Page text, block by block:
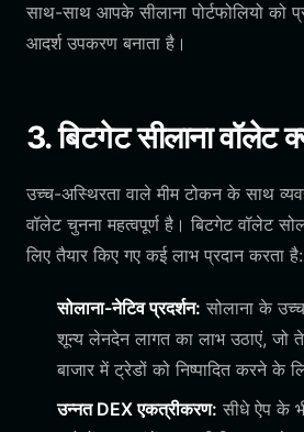
साथ-साथ आपके सीलाना पोर्टफोलियो को
आदर्श उपकरण बनाता है।
3. बिटगेट सीलाना वॉलेट
उच्च-अस्थिरता वाले मीम टोकन के साथ
वॉलेट चुनना महत्वपूर्ण है। बिटगेट वॉलेट
लिए तैयार किए गए कई लाभ प्रदान करता है:
सोलाना-नेटिव प्रदर्शन: सोलाना के
शून्य लेनदेन लागत का लाभ उठाएं, जो
बाजार में ट्रेडों को निष्पादित करने के
उन्नत DEX एकत्रीकरण: सीधे ऐप के